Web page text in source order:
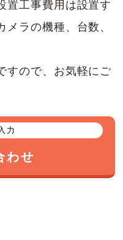
置工事費用は設置す
ラの機種、台数、
すので、お気軽にご
力
わせ